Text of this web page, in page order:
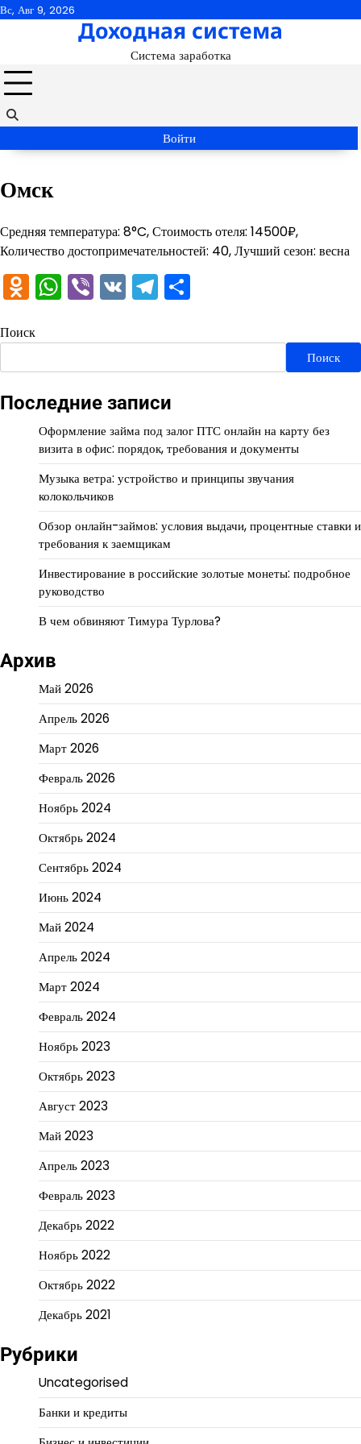
Перейти
Вс, Авг 9, 2026
Доходная система
Система заработка
Войти
Омск
Средняя температура: 8°C, Стоимость отеля: 14500₽,
Количество достопримечательностей: 40, Лучший сезон: весна
Odnoklassniki
WhatsApp
Viber
VKTelegram
Поиск
Поиск
Последние записи
Оформление займа под залог ПТС онлайн на карту без
визита в офис: порядок, требования и документы
Музыка ветра: устройство и принципы звучания
колокольчиков
Обзор онлайн-займов: условия выдачи, процентные ставки и
требования к заемщикам
Инвестирование в российские золотые монеты: подробное
руководство
В чем обвиняют Тимура Турлова?
Архив
Май 2026
Апрель 2026
Март 2026
Февраль 2026
Ноябрь 2024
Октябрь 2024
Сентябрь 2024
Июнь 2024
Май 2024
Апрель 2024
Март 2024
Февраль 2024
Ноябрь 2023
Октябрь 2023
Август 2023
Май 2023
Апрель 2023
Февраль 2023
Декабрь 2022
Ноябрь 2022
Октябрь 2022
Декабрь 2021
Рубрики
Uncategorised
Банки и кредиты